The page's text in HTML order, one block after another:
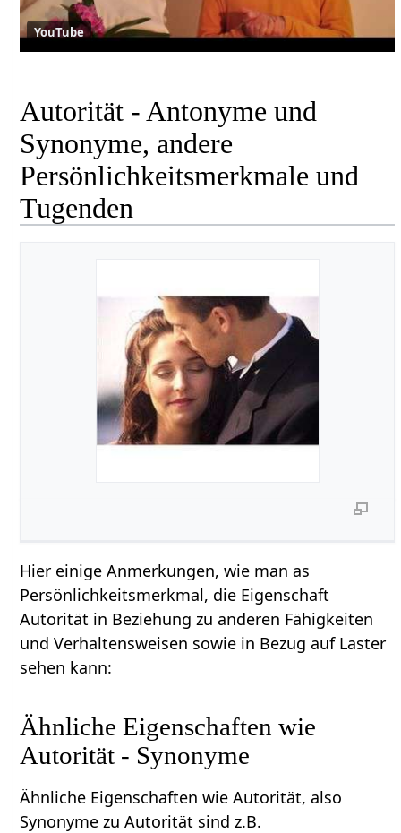
YouTube
Autorität - Antonyme und
Synonyme, andere
Persönlichkeitsmerkmale und
Tugenden
Hier einige Anmerkungen, wie man as
Persönlichkeitsmerkmal, die Eigenschaft
Autorität in Beziehung zu anderen Fähigkeiten
und Verhaltensweisen sowie in Bezug auf Laster
sehen kann:
Ähnliche Eigenschaften wie
Autorität - Synonyme
Ähnliche Eigenschaften wie Autorität, also
Synonyme zu Autorität sind z.B.